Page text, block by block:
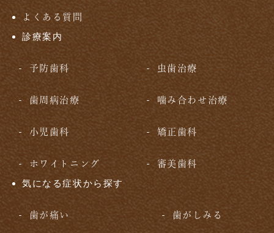
よくある質問
診療案内
予防歯科 虫歯治療
歯周病治療 噛み合わせ治療
小児歯科 矯正歯科
ホワイトニング 審美歯科
気になる症状から探す
歯が痛い 歯がしみる